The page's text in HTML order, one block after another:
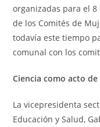
organizadas para el
de los Comités de
todavía este tiempo
comunal con los
Ciencia como acto
La vicepresidenta
Educación y Salud,